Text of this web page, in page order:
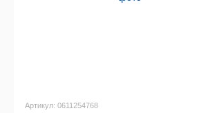
Артикул: 0611254768